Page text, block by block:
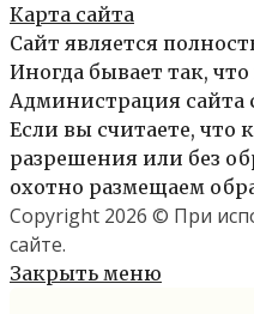
Карта сайта
Сайт является
Иногда бывает так,
Администрация сайта
Если вы считаете, что
разрешения или без
охотно размещаем
Copyright 2026 © При
сайте.
Закрыть меню